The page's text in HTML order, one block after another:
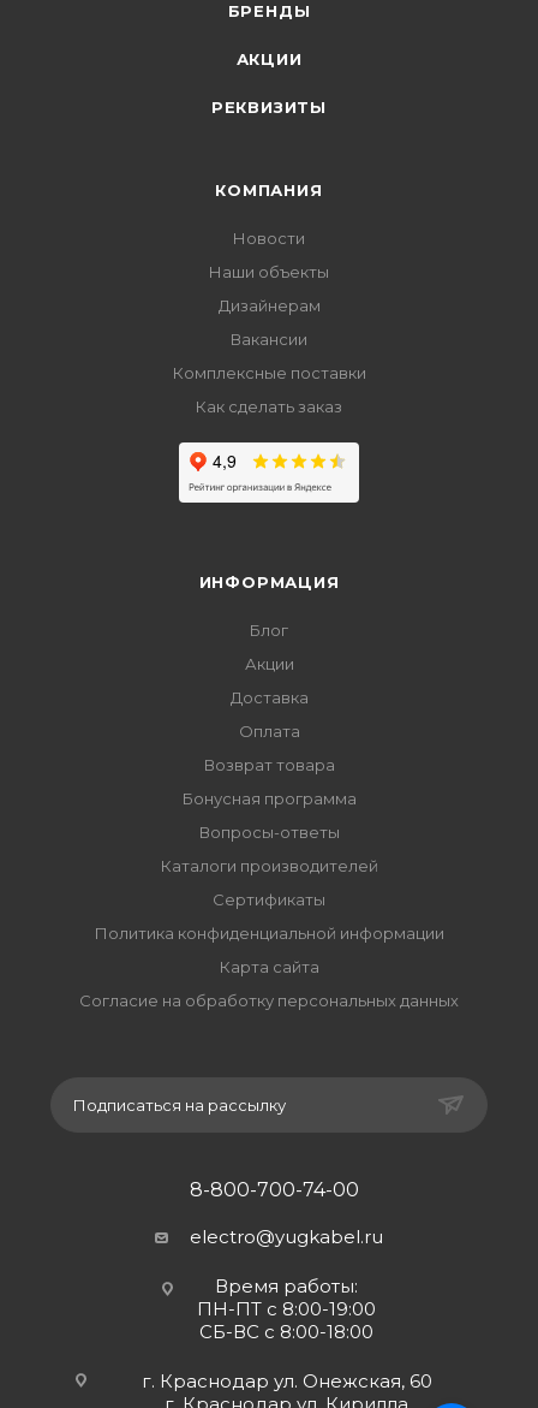
БРЕНДЫ
АКЦИИ
РЕКВИЗИТЫ
КОМПАНИЯ
Новости
Наши объекты
Дизайнерам
Вакансии
Комплексные поставки
Как сделать заказ
ИНФОРМАЦИЯ
Блог
Акции
Доставка
Оплата
Возврат товара
Бонусная программа
Вопросы-ответы
Каталоги производителей
Сертификаты
Политика конфиденциальной информации
Карта сайта
Согласие на обработку персональных данных
Подписаться на рассылку
8-800-700-74-00
electro@yugkabel.ru
Время работы:
ПН-ПТ с 8:00-19:00
СБ-ВС с 8:00-18:00
г. Краснодар ул. Онежская, 60